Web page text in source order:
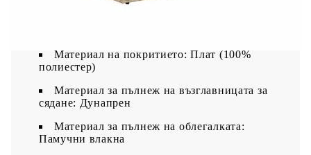
Възглавница:
Материал на покритието: Плат (100%
полиестер)
Материал за пълнеж на възглавницата за
сядане: Дунапрен
Материал за пълнеж на облегалката:
Памучни влакна